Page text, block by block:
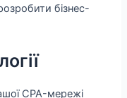
бізнес-
CPA-мережі